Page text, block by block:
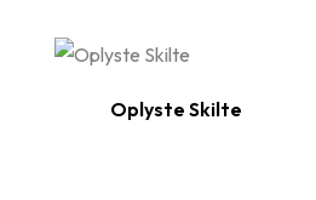
Oplyste Skilte